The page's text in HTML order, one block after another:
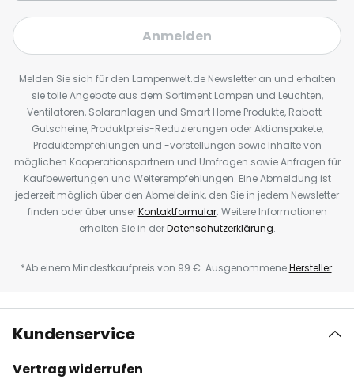
Anmelden
Melden Sie sich für den Lampenwelt.de Newsletter an und erhalten
sie tolle Angebote aus dem Sortiment Lampen und Leuchten,
Ventilatoren, Solaranlagen und Smart Home Produkte, Rabatt-
Gutscheine, Produktpreis-Reduzierungen oder Aktionspakete,
Produktempfehlungen und -vorstellungen sowie Inhalte von
möglichen Kooperationspartnern und Umfragen sowie Anfragen für
Kaufbewertungen und Weiterempfehlungen. Eine Abmeldung ist
jederzeit möglich über den Abmeldelink, den Sie in jedem Newsletter
finden oder über unserKontaktformular. Weitere Informationen
erhalten Sie in derDatenschutzerklärung.
*Ab einem Mindestkaufpreis von 99 €. AusgenommeneHersteller.
Kundenservice
Vertrag widerrufen